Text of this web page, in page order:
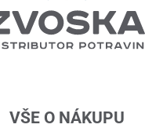
VŠE O NÁKUPU